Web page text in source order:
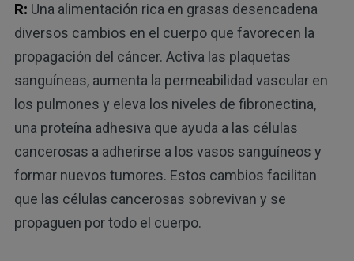
R: Una alimentación rica en grasas desencadena
diversos cambios en el cuerpo que favorecen la
propagación del cáncer. Activa las plaquetas
sanguíneas, aumenta la permeabilidad vascular en
los pulmones y eleva los niveles de fibronectina,
una proteína adhesiva que ayuda a las células
cancerosas a adherirse a los vasos sanguíneos y
formar nuevos tumores. Estos cambios facilitan
que las células cancerosas sobrevivan y se
propaguen por todo el cuerpo.